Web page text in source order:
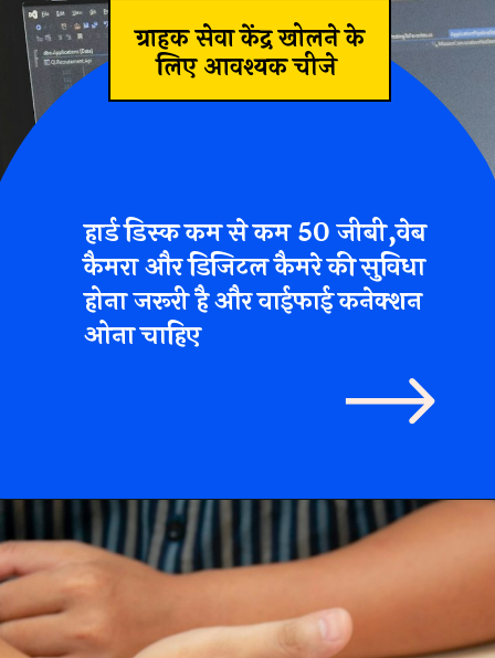
ग्राहक सेवा केंद्र खोलने के
लिए आवश्यक चीजे
हार्ड डिस्क कम से कम50 जीबी,वेब
कैमरा और डिजिटल कैमरेकी सुविधा
होना जरूरी है और वाईफाई कनेक्शन
ओना चाहिए